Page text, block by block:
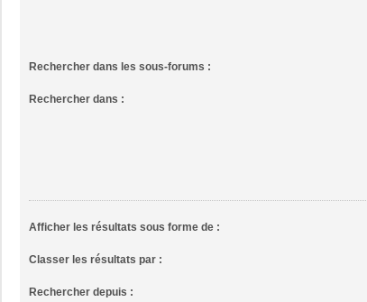
Rechercher dans les sous-forums :
Rechercher dans :
Afficher les résultats sous forme de :
Classer les résultats par :
Rechercher depuis :